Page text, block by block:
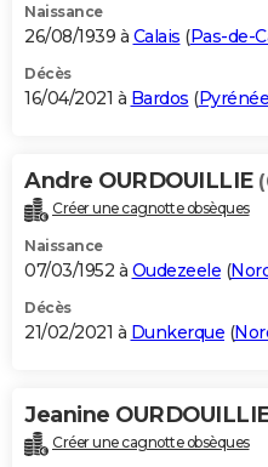
Naissance
26/08/1939 à Calais (Pas-de-
Décès
16/04/2021 à Bardos (
Andre OURDOUILLIE
Créer une cagnotte obsèques
Naissance
07/03/1952 à Oudezeele (
Décès
21/02/2021 à Dunkerque (
Jeanine
Créer une cagnotte obsèques